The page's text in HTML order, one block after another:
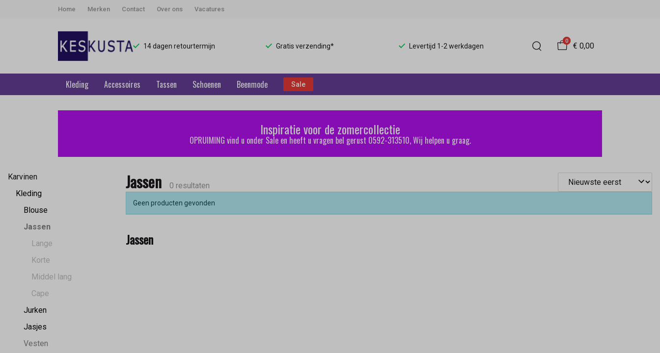
Home Merken Contact Over ons Vacatures
14 dagen retourtermijn Gratis verzending* Levertijd 1-2 werkdagen
0
€ 0,00
Kleding Accessoires Tassen Schoenen Beenmode Sale
Jassen
Keskusta
Inspiratie voor de zomercollectie
OPRUIMING vind u onder Sale en heeft u vragen bel gerust 0592-313510, Wij helpen u graag.
Karvinen
Kleding
Blouse
Jassen
Lange
Korte
Middel lang
Cape
Jurken
Jasjes
Vesten
Jassen 0 resultaten
Geen producten gevonden
Jassen